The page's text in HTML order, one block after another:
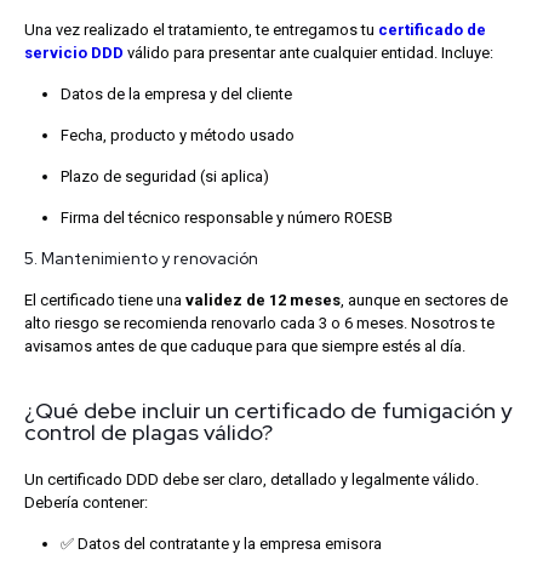
Una vez realizado el tratamiento, te entregamos tu certificado de
servicio DDD válido para presentar ante cualquier entidad. Incluye:
Datos de la empresa y del cliente
Fecha, producto y método usado
Plazo de seguridad (si aplica)
Firma del técnico responsable y número ROESB
5. Mantenimiento y renovación
El certificado tiene una validez de 12 meses , aunque en sectores de
alto riesgo se recomienda renovarlo cada 3 o 6 meses. Nosotros te
avisamos antes de que caduque para que siempre estés al día.
¿Qué debe incluir un certificado de fumigación y
control de plagas válido?
Un certificado DDD debe ser claro, detallado y legalmente válido.
Debería contener:
✅ Datos del contratante y la empresa emisora